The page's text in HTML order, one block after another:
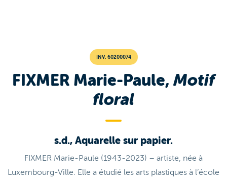
INV. 60200074
FIXMER Marie-Paule, Motif
floral
s.d., Aquarelle sur papier.
FIXMER Marie-Paule (1943-2023) – artiste, née à
Luxembourg-Ville. Elle a étudié les arts plastiques à l’école